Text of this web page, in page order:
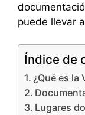
puede llevar
Índice de
¿Qué es la
Lugares